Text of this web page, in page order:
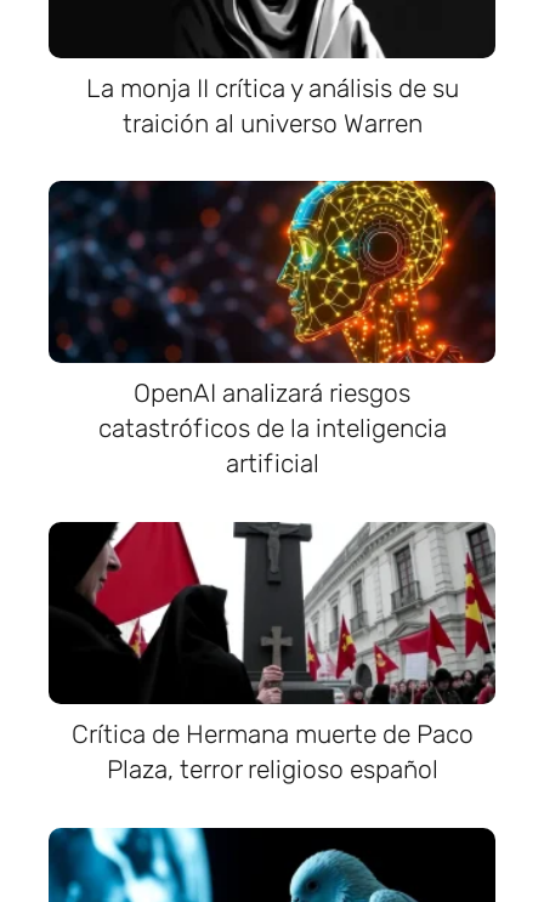
La monja II crítica y análisis de su
traición al universo Warren
OpenAI analizará riesgos
catastróficos de la inteligencia
artificial
Crítica de Hermana muerte de Paco
Plaza, terror religioso español